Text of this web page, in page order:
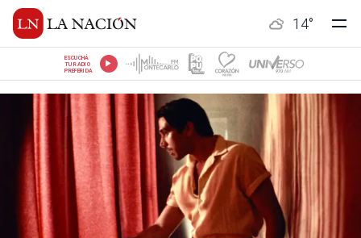
14°
ESCUCHÁ
TU RADIO
PREFERIDA